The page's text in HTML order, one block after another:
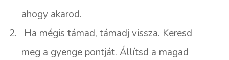
ahogy akarod.
2.
Ha mégis támad, támadj vissza. Keresd
meg a gyenge pontját. Állítsd a magad